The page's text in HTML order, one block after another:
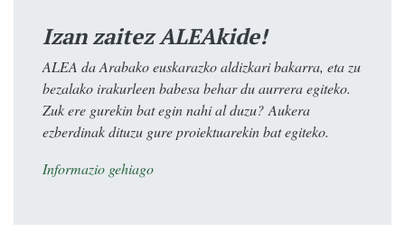
Izan zaitez ALEAkide!
ALEA da Arabako euskarazko aldizkari bakarra, eta zu
bezalako irakurleen babesa behar du aurrera egiteko.
Zuk ere gurekin bat egin nahi al duzu? Aukera
ezberdinak dituzu gure proiektuarekin bat egiteko.
Informazio gehiago